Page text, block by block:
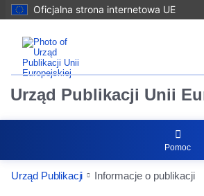
Oficjalna strona internetowa UE
Urząd Publikacji Unii
Pomoc
Urząd Publikacji Informacje o publikacji